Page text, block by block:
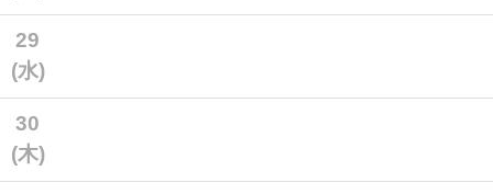
29
(水)
30
(木)